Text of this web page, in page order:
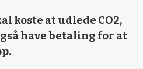
koste at udlede CO2,
have betaling for at